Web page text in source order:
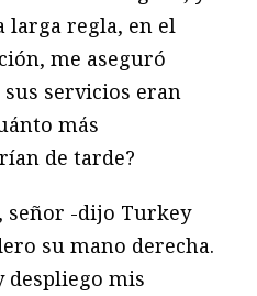
larga regla, en el
me aseguró
servicios eran
más
de tarde?
señor -dijo Turkey
su mano derecha.
despliego mis